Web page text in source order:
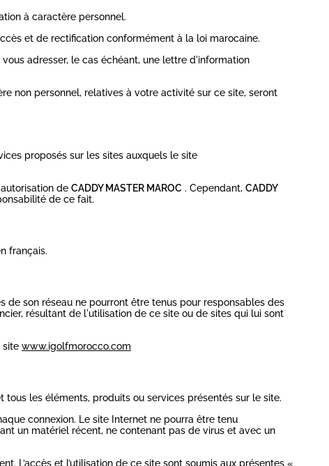
à caractère personnel.
et de rectification conformément à la loi marocaine.
adresser, le cas échéant, une lettre d'information
non personnel, relatives à votre activité sur ce site, seront
proposés sur les sites auxquels le site
de CADDY MASTER MAROC . Cependant, CADDY
de ce fait.
français.
de son réseau ne pourront être tenus pour responsables des
résultant de l'utilisation de ce site ou de sites qui lui sont
site www.igolfmorocco.com
les éléments, produits ou services présentés sur le site.
connexion. Le site Internet ne pourra être tenu
un matériel récent, ne contenant pas de virus et avec un
L’accès et l’utilisation de ce site sont soumis aux présentes «